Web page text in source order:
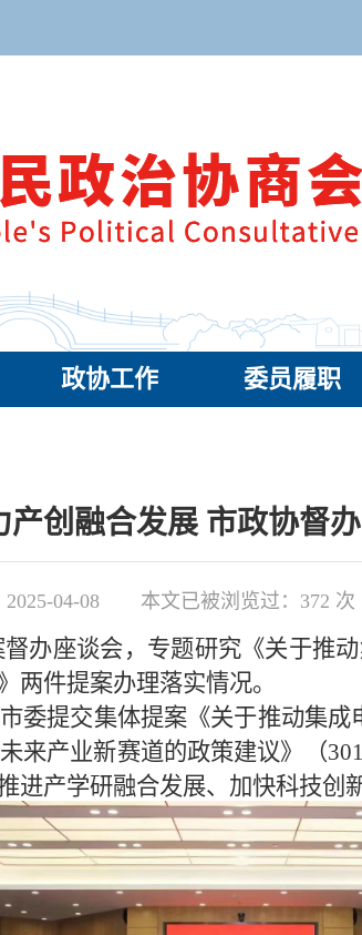
政协工作 委员履职
产创融合发展 市政协督
04-08 本文已被浏览过： 372 次
办座谈会，专题研究《关于推
两件提案办理落实情况。
委提交集体提案《关于推动集
来产业新赛道的政策建议》（
进产学研融合发展、加快科技